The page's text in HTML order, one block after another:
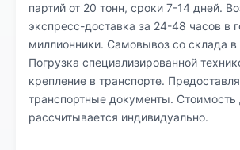
партий от 20 тонн, сроки 7-14 дней.
экспресс-доставка за 24-48 часов в
миллионники. Самовывоз со склада в
Погрузка специализированной
крепление в транспорте.
транспортные документы. Стоимость
рассчитывается индивидуально.